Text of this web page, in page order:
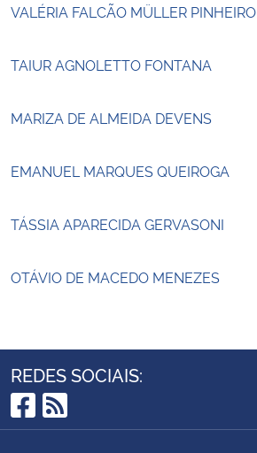
VALÉRIA FALCÃO MÜLLER PINHEIRO
TAIUR AGNOLETTO FONTANA
MARIZA DE ALMEIDA DEVENS
EMANUEL MARQUES QUEIROGA
TÁSSIA APARECIDA GERVASONI
OTÁVIO DE MACEDO MENEZES
REDES SOCIAIS:
Facebook
RSS